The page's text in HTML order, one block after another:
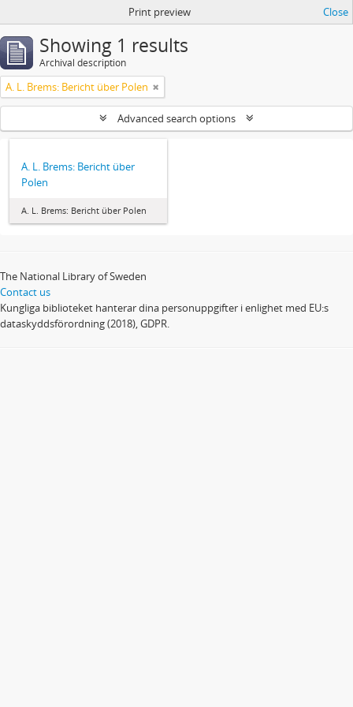
Print preview Close
Showing 1 results
Archival description
A. L. Brems: Bericht über Polen
Advanced search options
A. L. Brems: Bericht über
Polen
A. L. Brems: Bericht über Polen
The National Library of Sweden
Contact us
Kungliga biblioteket hanterar dina personuppgifter i enlighet med EU:s
dataskyddsförordning (2018), GDPR.